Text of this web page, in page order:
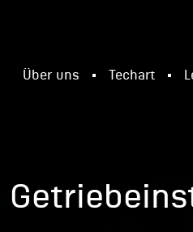
Über uns Techart